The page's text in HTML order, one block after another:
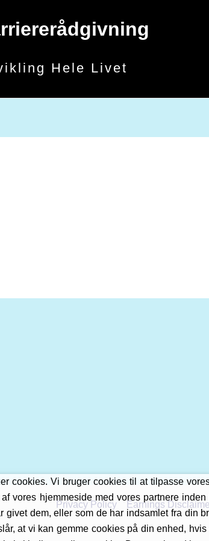
Hele Livet
Privacy Policy Earnings
cookies. Vi bruger cookies til at tilpasse
vores hjemmeside med vores partnere
givet dem, eller som de har indsamlet fra din
at vi kan gemme cookies på din enhed,